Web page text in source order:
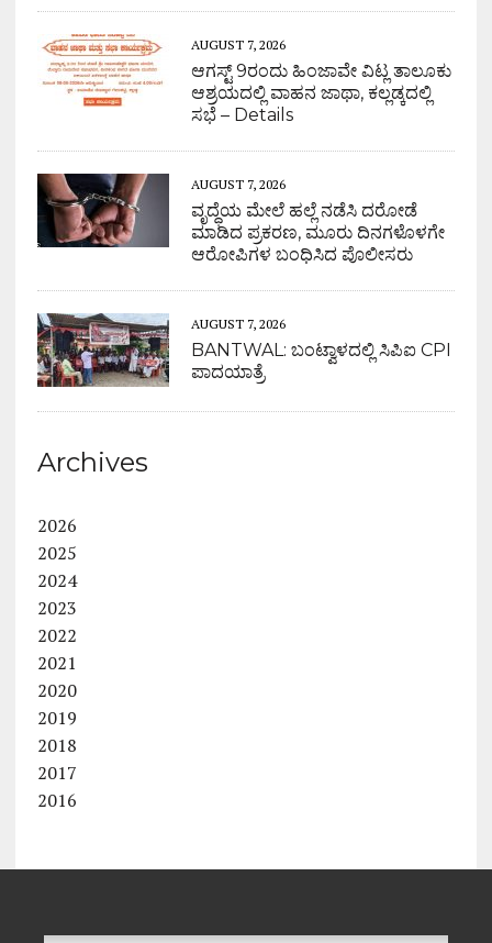
AUGUST 7, 2026
ಆಗಸ್ಟ್ 9ರಂದು ಹಿಂಜಾವೇ ವಿಟ್ಲ ತಾಲೂಕು
ಆಶ್ರಯದಲ್ಲಿ ವಾಹನ ಜಾಥಾ, ಕಲ್ಲಡ್ಕದಲ್ಲಿ
ಸಭೆ – Details
AUGUST 7, 2026
ವೃದ್ಧೆಯ ಮೇಲೆ ಹಲ್ಲೆ ನಡೆಸಿ ದರೋಡೆ
ಮಾಡಿದ ಪ್ರಕರಣ, ಮೂರು ದಿನಗಳೊಳಗೇ
ಆರೋಪಿಗಳ ಬಂಧಿಸಿದ ಪೊಲೀಸರು
AUGUST 7, 2026
BANTWAL: ಬಂಟ್ವಾಳದಲ್ಲಿ ಸಿಪಿಐ CPI
ಪಾದಯಾತ್ರೆ
Archives
2026
2025
2024
2023
2022
2021
2020
2019
2018
2017
2016